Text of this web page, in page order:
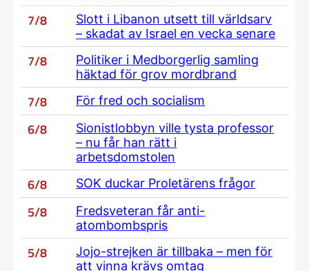
7/8
Slott i Libanon utsett till världsarv
– skadat av Israel en vecka senare
7/8
Politiker i Medborgerlig samling
häktad för grov mordbrand
7/8 För fred och socialism
6/8
Sionistlobbyn ville tysta professor
– nu får han rätt i
arbetsdomstolen
6/8 SOK duckar Proletärens frågor
5/8
Fredsveteran får anti-
atombombspris
5/8
Jojo-strejken är tillbaka – men för
att vinna krävs omtag